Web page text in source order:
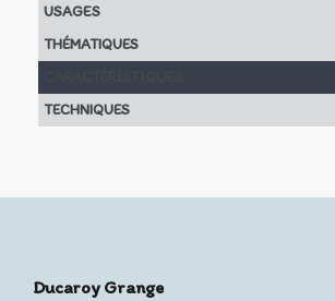
USAGES
THÉMATIQUES
TECHNIQUES
Ducaroy Grange